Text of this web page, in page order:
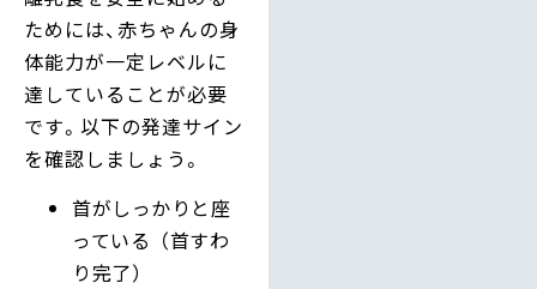
ためには、赤ちゃんの身
体能力が一定レベルに
達していることが必要
です。以下の発達サイン
を確認しましょう。
首がしっかりと座
っている（首すわ
り完了）